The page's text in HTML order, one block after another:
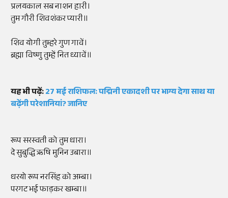
प्रलयकाल सब नाशन हारी।
तुम गौरी शिवशंकर प्यारी॥
शिव योगी तुम्हरे गुण गावें।
ब्रह्मा विष्णु तुम्हें नित ध्यावें॥
यह भी पढ़ें:27 मई राशिफल: पद्मिनी एकादशी पर भाग्य देगा साथ या
बढ़ेंगी परेशानियां? जानिए
रूप सरस्वती को तुम धारा।
दे सुबुद्धि ऋषि मुनिन उबारा॥
धरयो रूप नरसिंह को अम्बा।
परगट भई फाड़कर खम्बा॥